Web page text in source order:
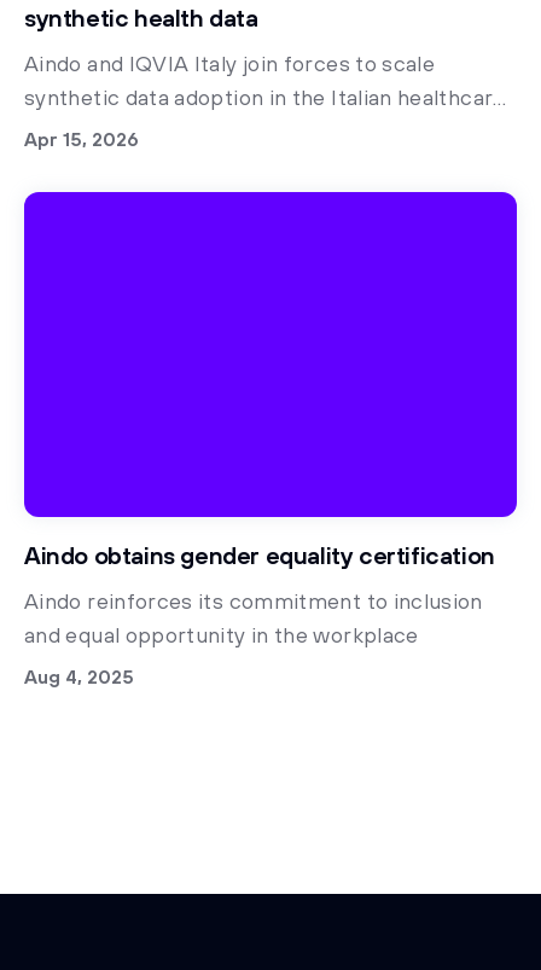
synthetic health data
Aindo and IQVIA Italy join forces to scale
synthetic data adoption in the Italian healthcare
ecosystem.
Apr 15, 2026
Aindo obtains gender equality certification
Aindo reinforces its commitment to inclusion
and equal opportunity in the workplace
Aug 4, 2025